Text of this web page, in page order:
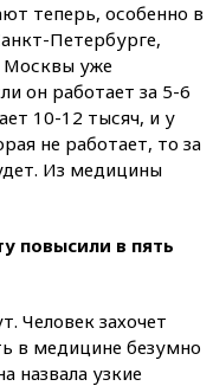
теперь, особенно в
Петербурге,
Москвы уже
он работает за 5-6
10-12 тысяч, и у
не работает, то за
Из медицины
повысили в пять
Человек захочет
в медицине безумно
назвала узкие